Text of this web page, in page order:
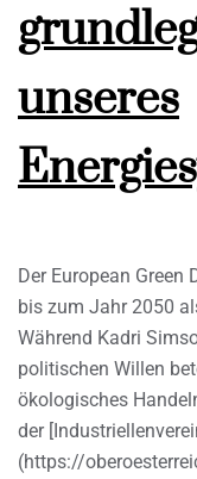
unseres
Der European Green
bis zum Jahr 2050
Während Kadri
politischen Willen
ökologisches
der
(https://